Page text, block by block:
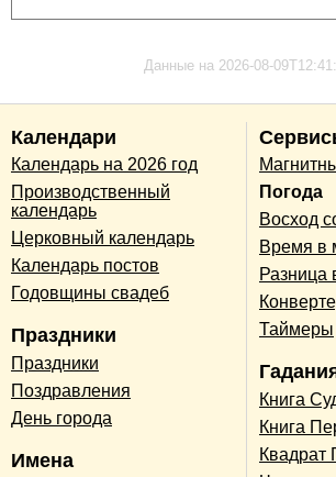
Данные на 2026-08-
Календари
Календарь на 2026 год
Производственный
календарь
Церковный календарь
Календарь постов
Годовщины свадеб
Праздники
Праздники
Поздравления
День города
Имена
Погода
Восход
Время в
Разница
Таймеры
Книга
Книга
Квадрат